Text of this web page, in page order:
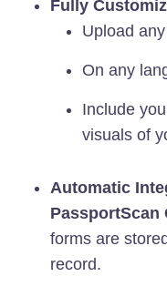
Fully
Upload
On any
Include
visuals of
Automatic
PassportScan
forms are
record.